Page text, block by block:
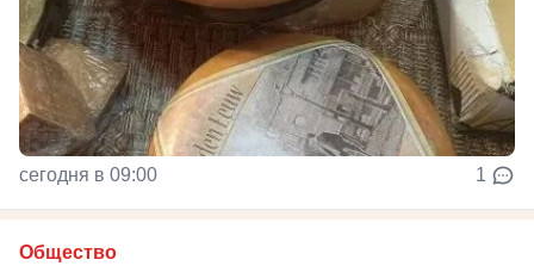
сегодня в 09:00 1
Общество